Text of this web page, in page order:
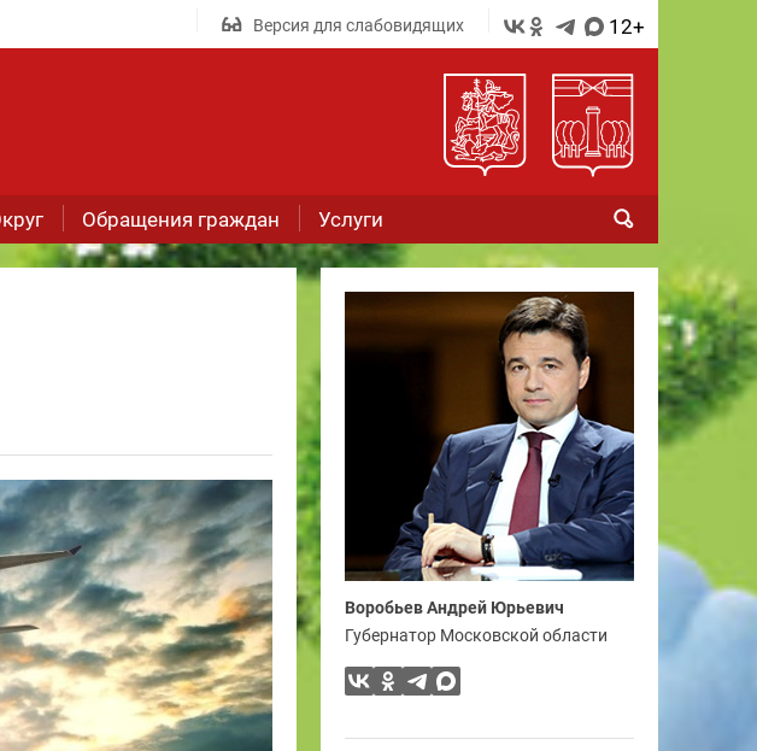
Версия для слабовидящих 12+
Обращения граждан Услуги
Воробьев Андрей Юрьевич
Губернатор Московской области